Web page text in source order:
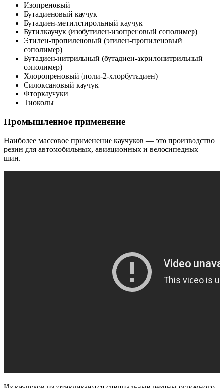
Изопреновый
Бутадиеновый каучук
Бутадиен-метилстирольный каучук
Бутилкаучук (изобутилен-изопреновый сополимер)
Этилен-пропиленовый (этилен-пропиленовый
сополимер)
Бутадиен-нитрильный (бутадиен-акрилонитрильный
сополимер)
Хлоропреновый (поли-2-хлорбутадиен)
Силоксановый каучук
Фторкаучуки
Тиоколы
Промышленное применение
Наиболее массовое применение каучуков — это производство
резин для автомобильных, авиационных и велосипедных
шин.